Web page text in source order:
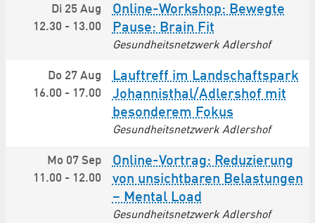
Di 25 Aug
12.30 - 13.00
Online-Workshop: Bewegte
Pause: Brain Fit
Gesundheitsnetzwerk Adlershof
Do 27 Aug
16.00 - 17.00
Lauftreff im Landschaftspark
Johannisthal/Adlershof mit
besonderem Fokus
Gesundheitsnetzwerk Adlershof
Mo 07 Sep
11.00 - 12.00
Online-Vortrag: Reduzierung
von unsichtbaren Belastungen
– Mental Load
Gesundheitsnetzwerk Adlershof